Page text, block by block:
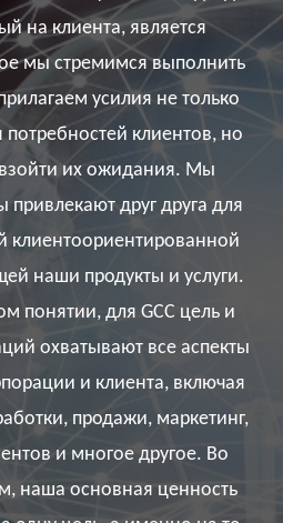
на клиента, является
мы стремимся выполнить
усилия не только
клиентов, но
их ожидания. Мы
привлекают друг друга для
клиентоориентированной
наши продукты и услуги.
понятии, для GCC цель и
охватывают все аспекты
и клиента, включая
продажи, маркетинг,
и многое другое. Во
наша основная ценность